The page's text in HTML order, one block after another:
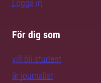
Logga in
För dig som
vill bli student
är journalist